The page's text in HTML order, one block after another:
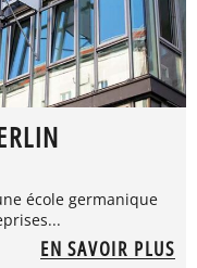
école germanique
EN SAVOIR PLUS